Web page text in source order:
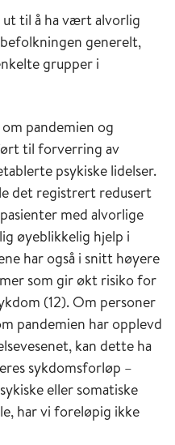
ut til å ha vært alvorlig
generelt,
grupper i
pandemien og
til forverring av
psykiske lidelser.
det registrert redusert
med alvorlige
øyeblikkelig hjelp i
har også i snitt høyere
som gir økt risiko for
(12). Om personer
pandemien har opplevd
kan dette ha
sykdomsforløp –
eller somatiske
har vi foreløpig ikke